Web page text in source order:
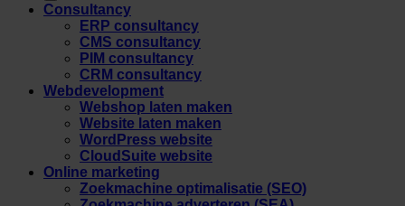
Consultancy
ERP consultancy
CMS consultancy
PIM consultancy
CRM consultancy
Webdevelopment
Webshop laten maken
Website laten maken
WordPress website
CloudSuite website
Online marketing
Zoekmachine optimalisatie (SEO)